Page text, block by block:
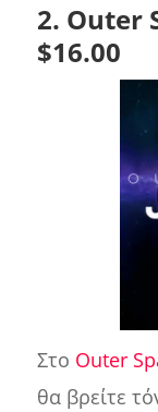
2. Outer
$16.00
Στο Outer
θα βρείτε